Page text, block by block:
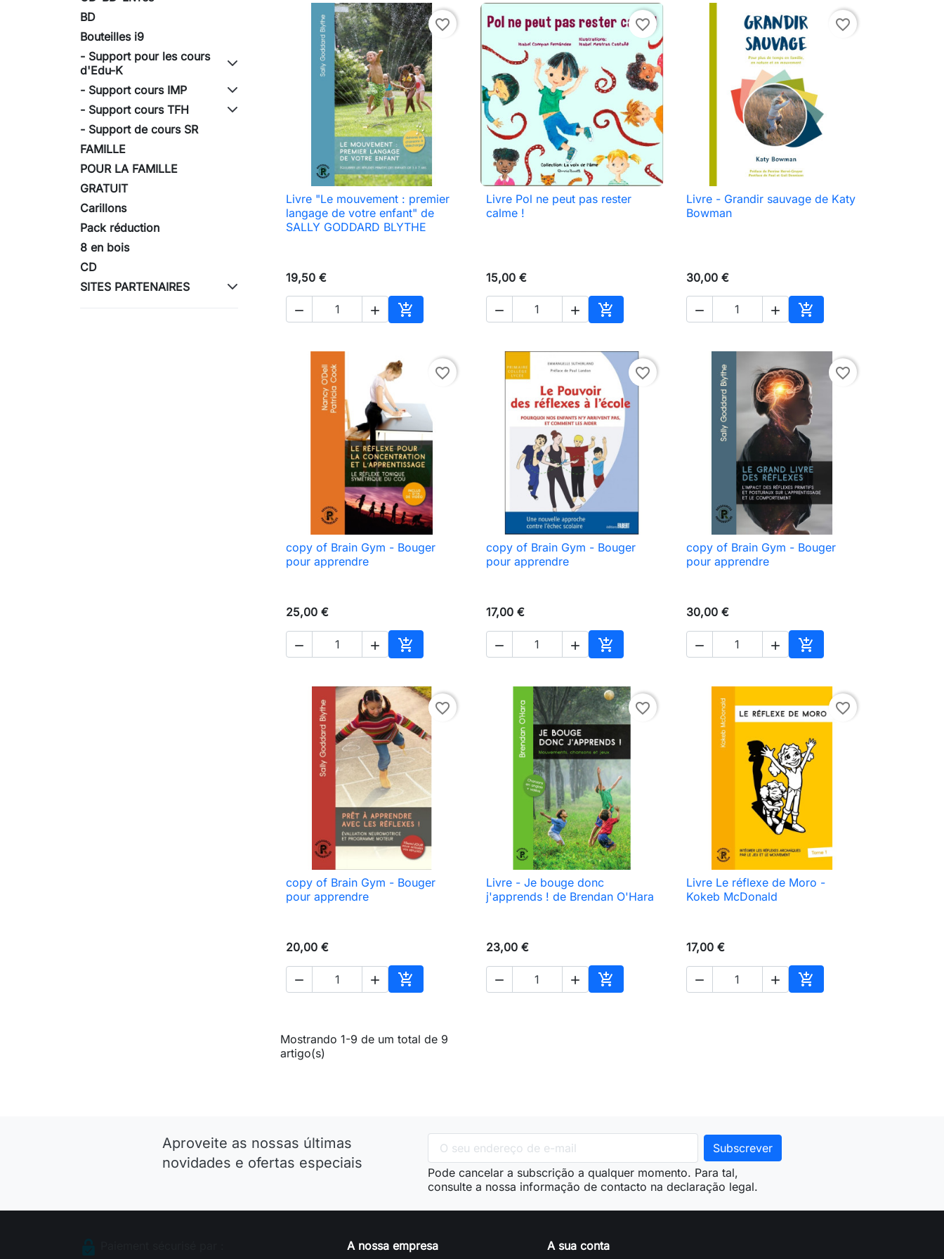
BD
Bouteilles i9
- Support pour les cours
d'Edu-K
- Support cours IMP
- Support cours TFH
- Support de cours SR
FAMILLE
POUR LA FAMILLE
GRATUIT
Carillons
Pack réduction
8 en bois
CD
SITES PARTENAIRES
favorite_border
 Vista rápida
Livre "Le mouvement : premier
langage de votre enfant" de
SALLY GODDARD BLYTHE
19,50 €
  
Adicionar ao carrinho
favorite_border
 Vista rápida
Livre Pol ne peut pas rester
calme !
15,00 €
  
Adicionar ao carrinho
favorite_border
 Vista rápida
Livre - Grandir sauvage de Katy
Bowman
30,00 €
  
Adicionar ao carrinho
favorite_border
 Vista rápida
copy of Brain Gym - Bouger
pour apprendre
25,00 €
  
Adicionar ao carrinho
favorite_border
 Vista rápida
copy of Brain Gym - Bouger
pour apprendre
17,00 €
  
Adicionar ao carrinho
favorite_border
 Vista rápida
copy of Brain Gym - Bouger
pour apprendre
30,00 €
  
Adicionar ao carrinho
favorite_border
 Vista rápida
copy of Brain Gym - Bouger
pour apprendre
20,00 €
  
Adicionar ao carrinho
favorite_border
 Vista rápida
Livre - Je bouge donc
j'apprends ! de Brendan O'Hara
23,00 €
  
Adicionar ao carrinho
favorite_border
 Vista rápida
Livre Le réflexe de Moro -
Kokeb McDonald
17,00 €
  
Adicionar ao carrinho
Mostrando 1-9 de um total de 9
artigo(s)
Aproveite as nossas últimas
novidades e ofertas especiais
Pode cancelar a subscrição a qualquer momento. Para tal,
consulte a nossa informação de contacto na declaração legal.
A nossa empresa A sua conta